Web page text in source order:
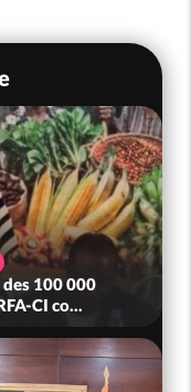
100 000
CI co...